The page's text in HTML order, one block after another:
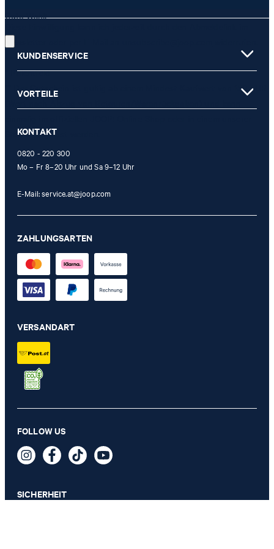
* Pflichtfeld
** Der Gutschein ist gültig ab einem Mindest-Kaufwert von 150 EUR
Stores eingelöst werden.
Gute Wahl!
KUNDENSERVICE
VORTEILE
KONTAKT
0820 - 220 300
Mo – Fr 8–20 Uhr und Sa 9–12 Uhr
E-Mail:service.at@joop.com
ZAHLUNGSARTEN
VERSANDART
FOLLOW US
SICHERHEIT